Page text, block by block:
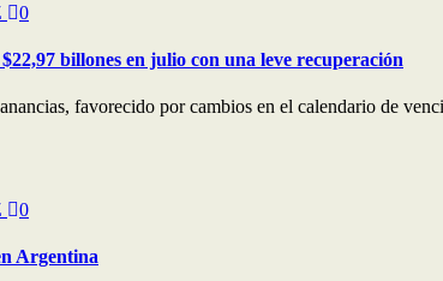
0
billones en julio con una leve recuperación
favorecido por cambios en el calendario de
0
Argentina